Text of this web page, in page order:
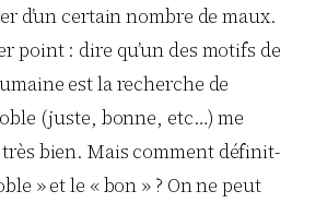
d’un certain nombre de maux.
point : dire qu’un des motifs de
est la recherche de
(juste, bonne, etc…) me
bien. Mais comment définit-
» et le « bon » ? On ne peut